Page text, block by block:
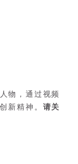
物，通过视频
新精神。 请关